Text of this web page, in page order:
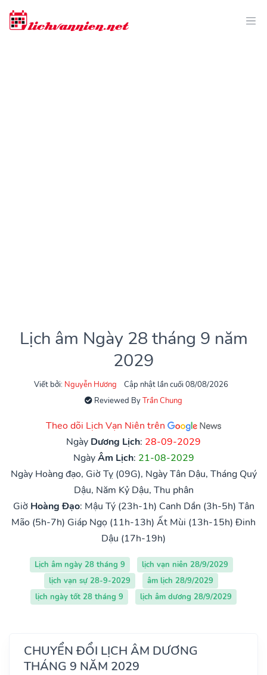
Lịch âm Ngày 28 tháng 9 năm
2029
Viết bởi: Nguyễn Hương
Cập nhật lần cuối 08/08/2026
Reviewed ByTrần Chung
Theo dõi Lịch Vạn Niên trên
Ngày Dương Lịch: 28-09-2029
NgàyÂm Lịch: 21-08-2029
Ngày Hoàng đạo, Giờ Tỵ (09G), Ngày Tân Dậu, Tháng Quý
Dậu, Năm Kỷ Dậu, Thu phân
Giờ Hoàng Đạo: Mậu Tý (23h-1h) Canh Dần (3h-5h) Tân
Mão (5h-7h) Giáp Ngọ (11h-13h) Ất Mùi (13h-15h) Đinh
Dậu (17h-19h)
Lịch âm ngày 28 tháng 9
lịch vạn niên 28/9/2029
lịch vạn sự 28-9-2029
âm lịch 28/9/2029
lịch ngày tốt 28 tháng 9
lịch âm dương 28/9/2029
CHUYỂN ĐỔI LỊCH ÂM DƯƠNG
THÁNG 9 NĂM 2029